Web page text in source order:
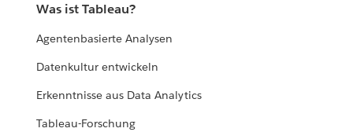
Was ist Tableau?
Agentenbasierte Analysen
Datenkultur entwickeln
Erkenntnisse aus Data Analytics
Tableau-Forschung